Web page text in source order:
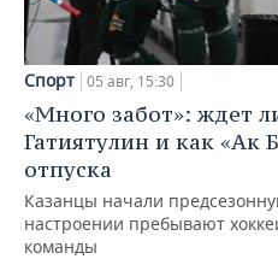
Спорт 05 авг, 15:30
«Много забот»: ждет
Гатиятулин и как «Ак
отпуска
Казанцы начали
настроении пребывают
команды